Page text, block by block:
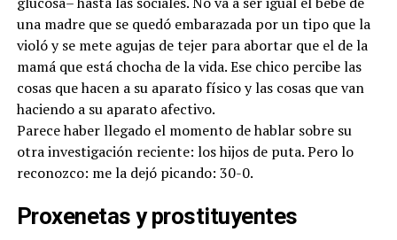
una madre que se quedó embarazada por un tipo que la
violó y se mete agujas de tejer para abortar que el de la
mamá que está chocha de la vida. Ese chico percibe las
cosas que hacen a su aparato físico y las cosas que van
haciendo a su aparato afectivo.
Parece haber llegado el momento de hablar sobre su
otra investigación reciente: los hijos de puta. Pero lo
reconozco: me la dejó picando: 30-0.
Proxenetas y prostituyentes